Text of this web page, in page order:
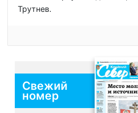
Трутнев.
Свежий
номер